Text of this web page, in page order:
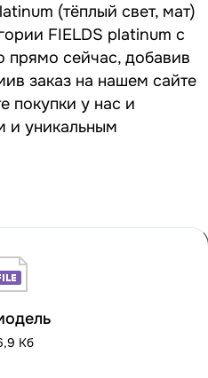
(тёплый свет, мат)
FIELDS platinum с
сейчас, добавив
заказ на нашем сайте
покупки у нас и
и уникальным
Кб